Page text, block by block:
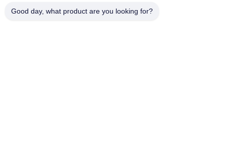
Good day, what product are you looking for?